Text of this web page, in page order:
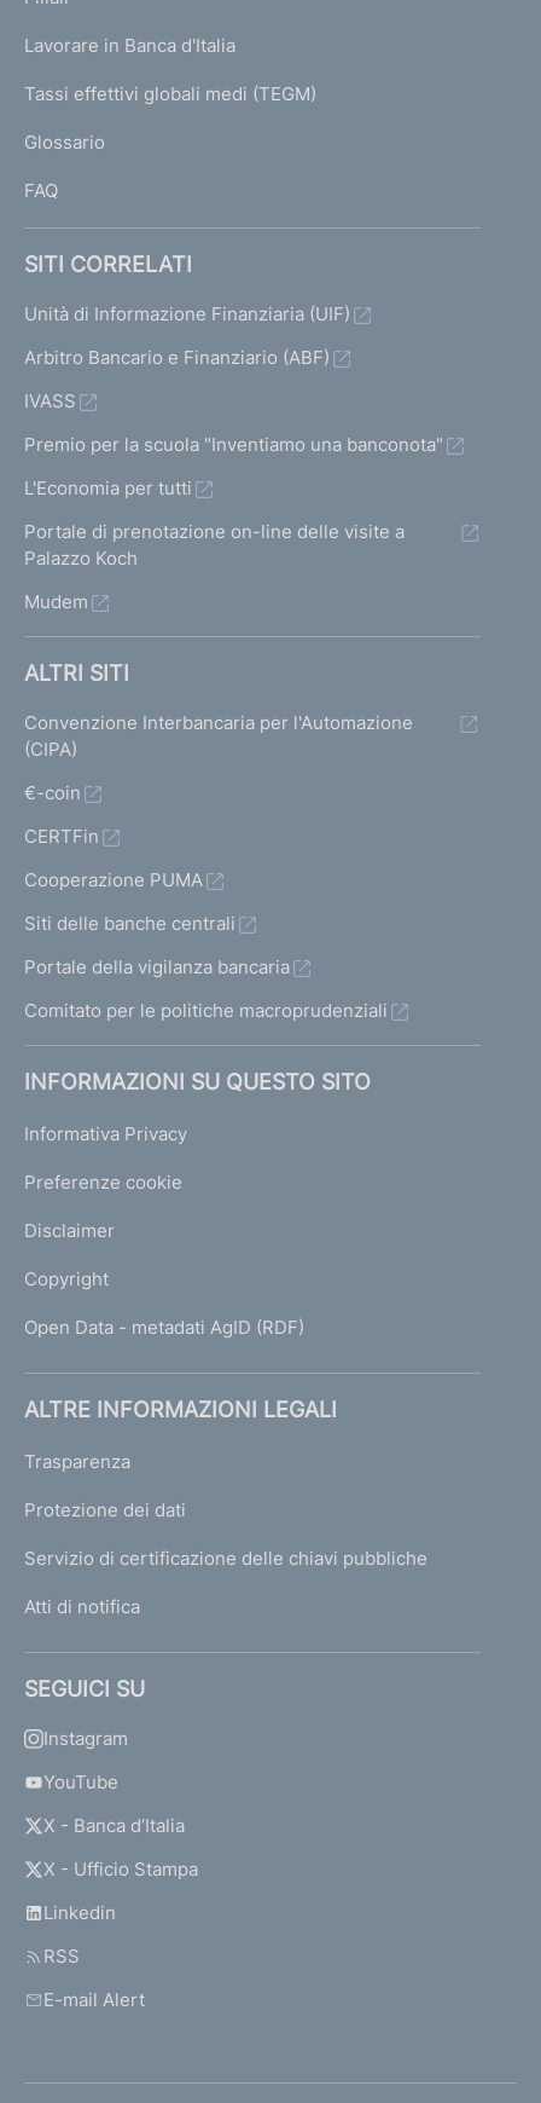
g
T
I
I
Lavorare in Banca d'Italia
Tassi effettivi globali medi (TEGM)
Glossario
FAQ
SITI CORRELATI
Unità di Informazione Finanziaria (UIF)
Arbitro Bancario e Finanziario (ABF)
IVASS
Premio per la scuola "Inventiamo una banconota"
L'Economia per tutti
Portale di prenotazione on-line delle visite a
Palazzo Koch
Mudem
ALTRI SITI
Convenzione Interbancaria per l'Automazione
(CIPA)
€-coin
CERTFin
Cooperazione PUMA
Siti delle banche centrali
Portale della vigilanza bancaria
Comitato per le politiche macroprudenziali
INFORMAZIONI SU QUESTO SITO
Informativa Privacy
Preferenze cookie
Disclaimer
Copyright
Open Data - metadati AgID (RDF)
ALTRE INFORMAZIONI LEGALI
Trasparenza
Protezione dei dati
Servizio di certificazione delle chiavi pubbliche
Atti di notifica
SEGUICI SU
Instagram
YouTube
X - Banca d’Italia
X - Ufficio Stampa
Linkedin
RSS
E-mail Alert